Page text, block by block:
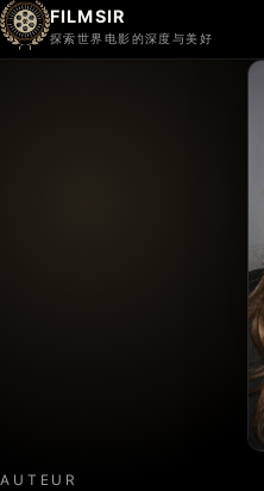
FILMSIR
探索世界电影的深度与美好
AUTEUR